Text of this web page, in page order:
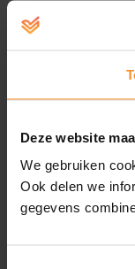
Deze website
We gebruiken
Ook delen we
gegevens